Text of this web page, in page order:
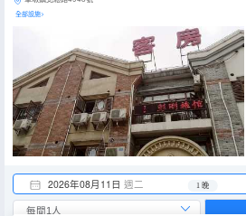
全部設施>
2026年08月11日 週二 1 晚